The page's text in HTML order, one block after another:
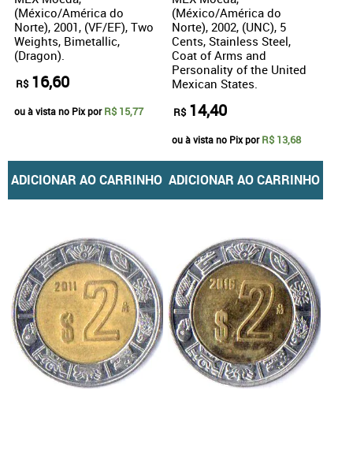
(México/América do
Norte), 2001, (VF/EF), Two
Weights, Bimetallic,
(Dragon).
R$ 16,60
ou à vista no Pix porR$ 15,77
ADICIONAR AO CARRINHO
(México/América do
Norte), 2002, (UNC), 5
Cents, Stainless Steel,
Coat of Arms and
Personality of the United
Mexican States.
R$ 14,40
ou à vista no Pix porR$ 13,68
ADICIONAR AO CARRINHO